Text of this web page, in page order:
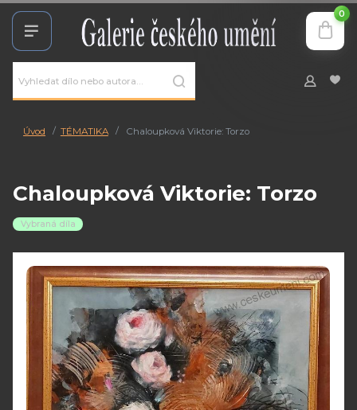
0
Úvod TÉMATIKA Chaloupková Viktorie: Torzo
Chaloupková Viktorie: Torzo
Vybraná díla